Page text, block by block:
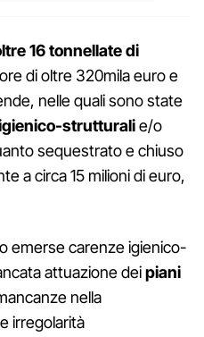
16 tonnellate di
di oltre 320mila euro e
nelle quali sono state
strutturalie/o
sequestrato e chiuso
a circa 15 milioni di euro,
emerse carenze igienico-
attuazione deipiani
nella
irregolarità